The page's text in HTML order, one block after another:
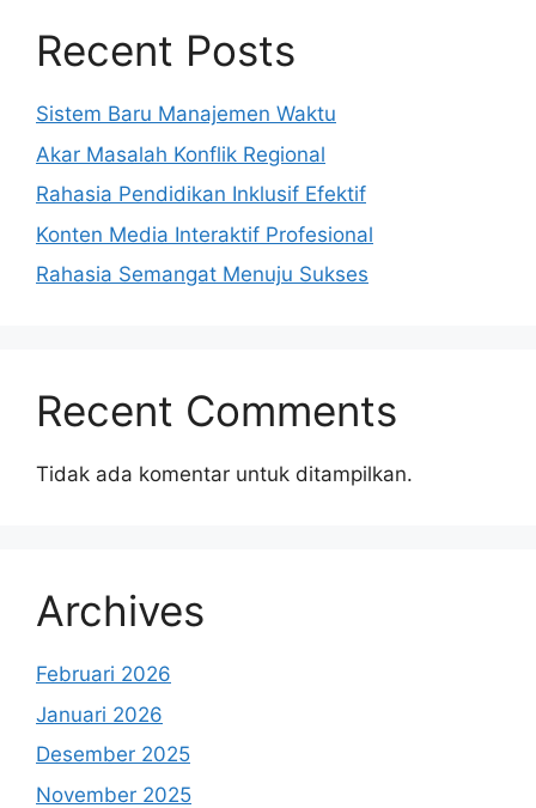
Recent Posts
Sistem Baru Manajemen Waktu
Akar Masalah Konflik Regional
Rahasia Pendidikan Inklusif Efektif
Konten Media Interaktif Profesional
Rahasia Semangat Menuju Sukses
Recent Comments
Tidak ada komentar untuk ditampilkan.
Archives
Februari 2026
Januari 2026
Desember 2025
November 2025